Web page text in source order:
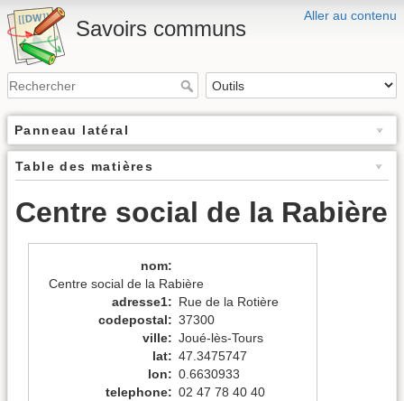
Aller au contenu
Savoirs communs
Panneau latéral
Table des matières
Centre social de la Rabière
nom:
Centre social de la Rabière
adresse1: Rue de la Rotière
codepostal: 37300
ville: Joué-lès-Tours
lat: 47.3475747
lon: 0.6630933
telephone: 02 47 78 40 40